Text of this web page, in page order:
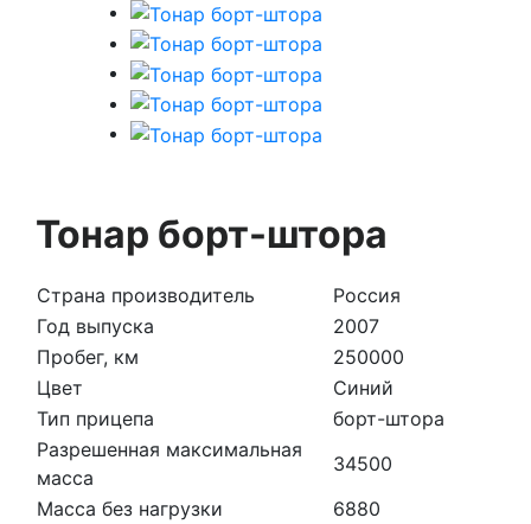
Тонар борт-штора
Страна производитель
Россия
Год выпуска
2007
Пробег, км
250000
Цвет
Синий
Тип прицепа
борт-штора
Разрешенная максимальная
масса
34500
Масса без нагрузки
6880